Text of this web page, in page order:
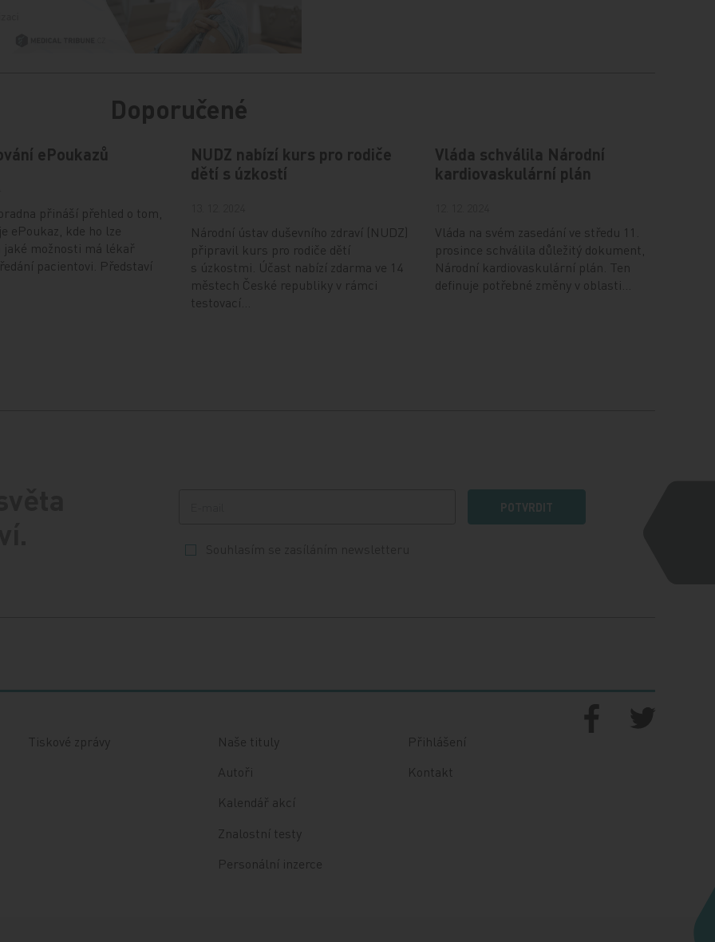
Doporučené
ePoukazů
přináší přehled o tom,
ePoukaz, kde ho lze
možnosti má lékař
pacientovi. Představí
NUDZ nabízí kurs pro rodiče
dětí s úzkostí
Národní ústav duševního zdraví (NUDZ)
připravil kurs pro rodiče dětí
s úzkostmi. Účast nabízí zdarma ve 14
městech České republiky v rámci
testovací…
Vláda schválila Národní
kardiovaskulární plán
Vláda na svém zasedání ve středu 11.
prosince schválila důležitý dokument,
Národní kardiovaskulární plán. Ten
definuje potřebné změny v oblasti…
POTVRDIT
Tiskové zprávy
Naše tituly
Autoři
Kalendář akcí
Znalostní testy
Personální inzerce
Přihlášení
Kontakt